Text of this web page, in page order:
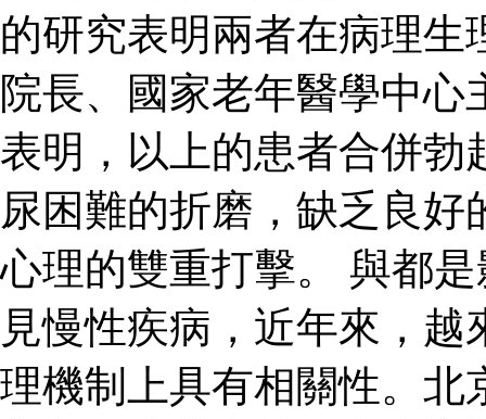
的研究表明兩者在病理
院長、國家老年醫學中
表明，以上的患者合併勃
尿困難的折磨，缺乏良
心理的雙重打擊。 與都
見慢性疾病，近年來，
理機制上具有相關性。北